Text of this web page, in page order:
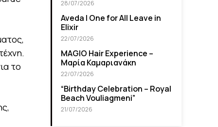
το
28/07/2026
Aveda I One for All Leave in
Elixir
22/07/2026
MAGIO Hair Experience –
Μαρία Καμαριανάκη
22/07/2026
“Βirthday Celebration – Royal
Beach Vouliagmeni”
21/07/2026